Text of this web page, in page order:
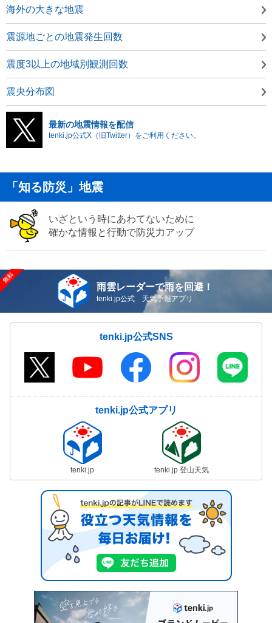
海外の大きな地震
震源地ごとの地震発生回数
震度3以上の地域別観測回数
震央分布図
最新の地震情報を配信
tenki.jp公式X（旧Twitter）をご利用ください。
「知る防災」地震
いざという時にあわてないために
確かな情報と行動で防災力アップ
雨雲レーダーで雨を回避！
tenki.jp公式 天気予報アプリ
tenki.jp公式SNS
tenki.jp公式アプリ
tenki.jp tenki.jp 登山天気